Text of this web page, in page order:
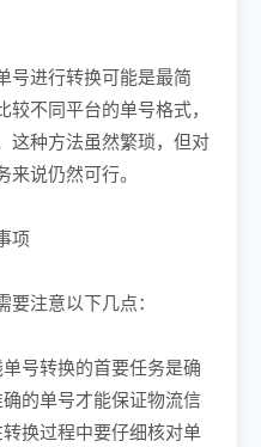
号进行转换可能是最简
不同平台的单号格式，
这种方法虽然繁琐，但对
说仍然可行。
项
注意以下几点：
号转换的首要任务是确
的单号才能保证物流信
换过程中要仔细核对单